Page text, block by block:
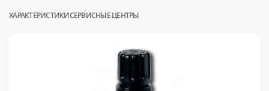
ХАРАКТЕРИСТИКИСЕРВИСНЫЕ ЦЕНТРЫ